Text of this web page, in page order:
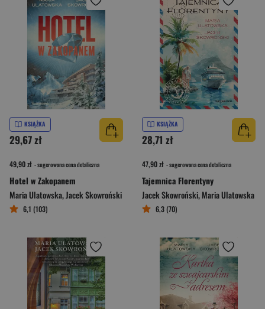
KSIĄŻKA
29,67 zł
49,90 zł - sugerowana cena detaliczna
Hotel w Zakopanem
Maria Ulatowska,Jacek Skowroński
6,1 (103)
KSIĄŻKA
28,71 zł
47,90 zł - sugerowana cena detaliczna
Tajemnica Florentyny
Jacek Skowroński,Maria Ulatowska
6,3 (70)